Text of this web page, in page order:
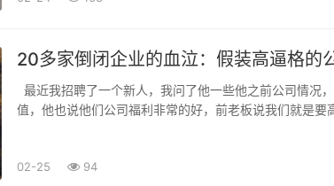
20多家倒闭企业的血泣：假装高逼格的
最近我招聘了一个新人，我问了他一些他之前公司情况
值，他也说他们公司福利非常的好，前老板说我们就是要
02-25 94